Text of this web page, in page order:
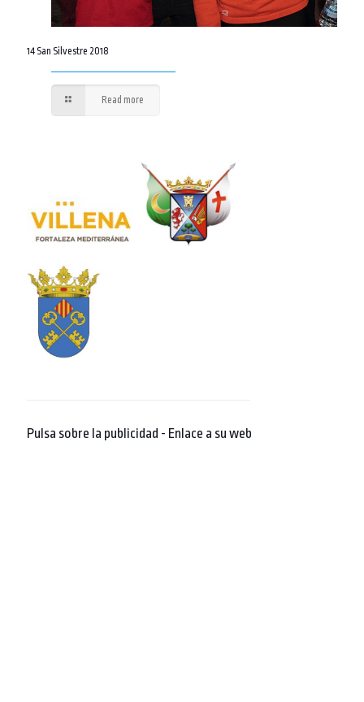
14 San Silvestre 2018
Read more
Pulsa sobre la publicidad - Enlace a su web